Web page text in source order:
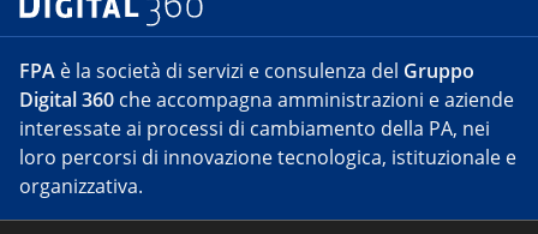
FPA è la società di servizi e consulenza del Gruppo
Digital 360 che accompagna amministrazioni e aziende
interessate ai processi di cambiamento della PA, nei
loro percorsi di innovazione tecnologica, istituzionale e
organizzativa.